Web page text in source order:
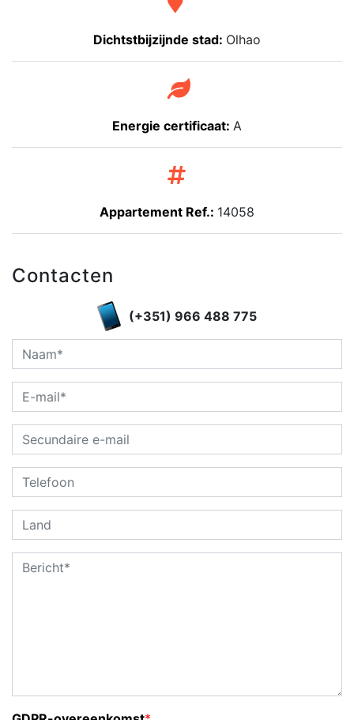
Dichtstbijzijnde stad: Olhao
Energie certificaat: A
Appartement Ref.: 14058
Contacten
(+351) 966 488 775